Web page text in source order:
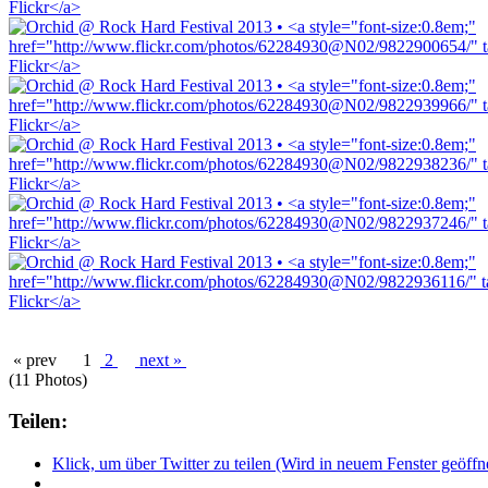
« prev 1 2
next »
(11 Photos)
Teilen:
Klick, um über Twitter zu teilen (Wird in neuem Fenster